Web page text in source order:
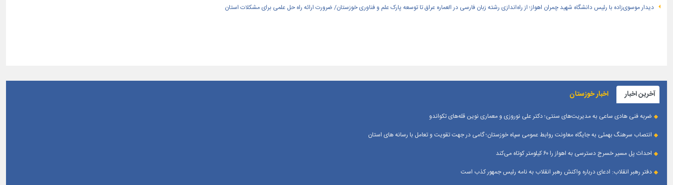
دیدار موسوی‌زاده با رئیس دانشگاه شهید چمران اهواز؛ از راه‌اندازی رشته زبان فارسی در العماره عراق تا توسعه پارک علم و فناوری خوزستان/ ضرورت ارائه راه حل علمی برای مشکلات استان
آخرین اخبار اخبار خوزستان
ضربه فنی هادی ساعی به مدیریت‌های سنتی؛ دکتر علی نوروزی و معماری نوین قله‌های تکواندو
انتصاب سرهنگ بهمئی به جایگاه معاونت روابط عمومی سپاه خوزستان؛ گامی در جهت تقویت و تعامل با رسانه‌ های استان
احداث پل مسیر خسرج دسترسی به اهواز را ۶۰ کیلومتر کوتاه می‌کند
دفتر رهبر انقلاب: ادعای درباره واکنش رهبر انقلاب به نامه رئیس جمهور کذب است